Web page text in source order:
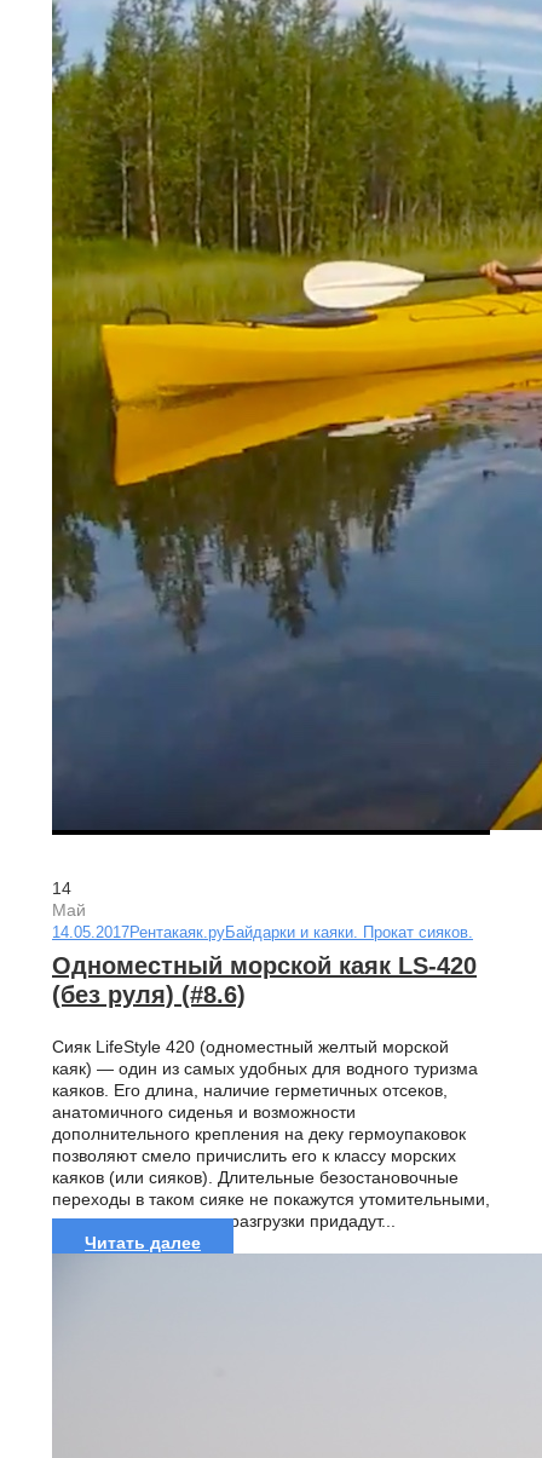
14
Май
14.05.2017Рентакаяк.руБайдарки и каяки. Прокат сияков.
Одноместный морской каяк LS-420
(без руля) (#8.6)
Сияк LifeStyle 420 (одноместный желтый морской
каяк) — один из самых удобных для водного туризма
каяков. Его длина, наличие герметичных отсеков,
анатомичного сиденья и возможности
дополнительного крепления на деку гермоупаковок
позволяют смело причислить его к классу морских
каяков (или сияков). Длительные безостановочные
переходы в таком сияке не покажутся утомительными,
а простота погрузки и разгрузки придадут...
Читать далее